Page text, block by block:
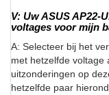
V: Uw ASUS AP22-
voltages voor mijn
A: Selecteer bij het
met hetzelfde voltage
uitzonderingen op
hetzelfde paar